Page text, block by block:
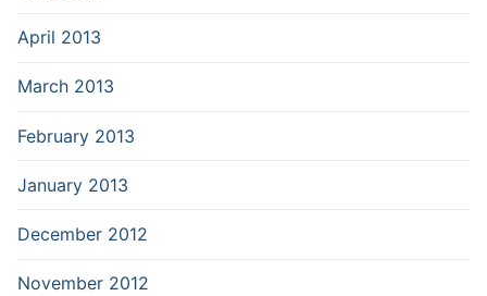
April 2013
March 2013
February 2013
January 2013
December 2012
November 2012